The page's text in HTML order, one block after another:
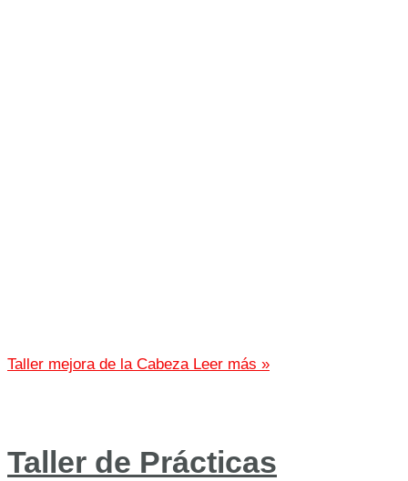
Taller mejora de la Cabeza Leer más »
Taller de Prácticas